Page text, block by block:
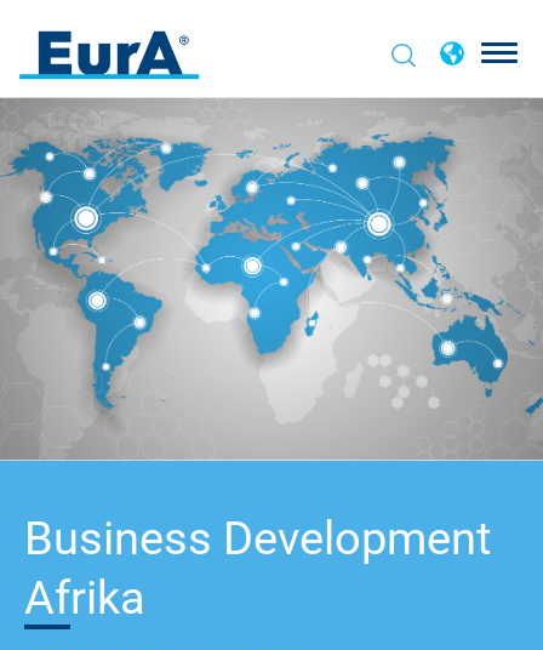
Business Development
Afrika